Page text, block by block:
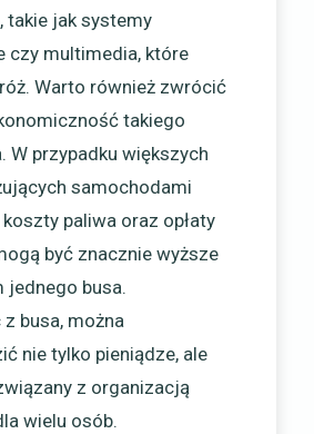
takie jak systemy
czy multimedia, które
Warto również zwrócić
takiego
W przypadku większych
samochodami
paliwa oraz opłaty
być znacznie wyższe
jednego busa.
busa, można
nie tylko pieniądze, ale
z organizacją
wielu osób.